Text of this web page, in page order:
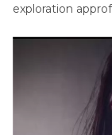
exploration